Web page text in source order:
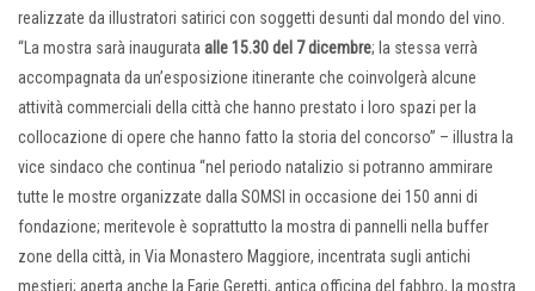
realizzate da illustratori satirici con soggetti desunti dal mondo del vino.
“La mostra sarà inaugurata alle 15.30 del 7 dicembre; la stessa verrà
accompagnata da un’esposizione itinerante che coinvolgerà alcune
attività commerciali della città che hanno prestato i loro spazi per la
collocazione di opere che hanno fatto la storia del concorso” – illustra la
vice sindaco che continua “nel periodo natalizio si potranno ammirare
tutte le mostre organizzate dalla SOMSI in occasione dei 150 anni di
fondazione; meritevole è soprattutto la mostra di pannelli nella buffer
zone della città, in Via Monastero Maggiore, incentrata sugli antichi
mestieri; aperta anche la Farie Geretti, antica officina del fabbro, la mostra